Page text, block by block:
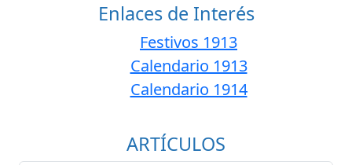
Enlaces de Interés
Festivos 1913
Calendario 1913
Calendario 1914
ARTÍCULOS